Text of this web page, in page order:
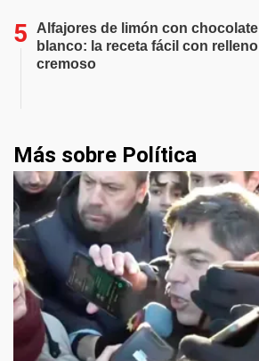
Alfajores de limón con chocolate
blanco: la receta fácil con relleno
cremoso
Más sobre Política